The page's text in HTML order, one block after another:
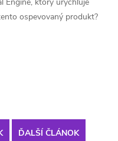
ospevovaný produkt?
ĎALŠÍ ČLÁNOK